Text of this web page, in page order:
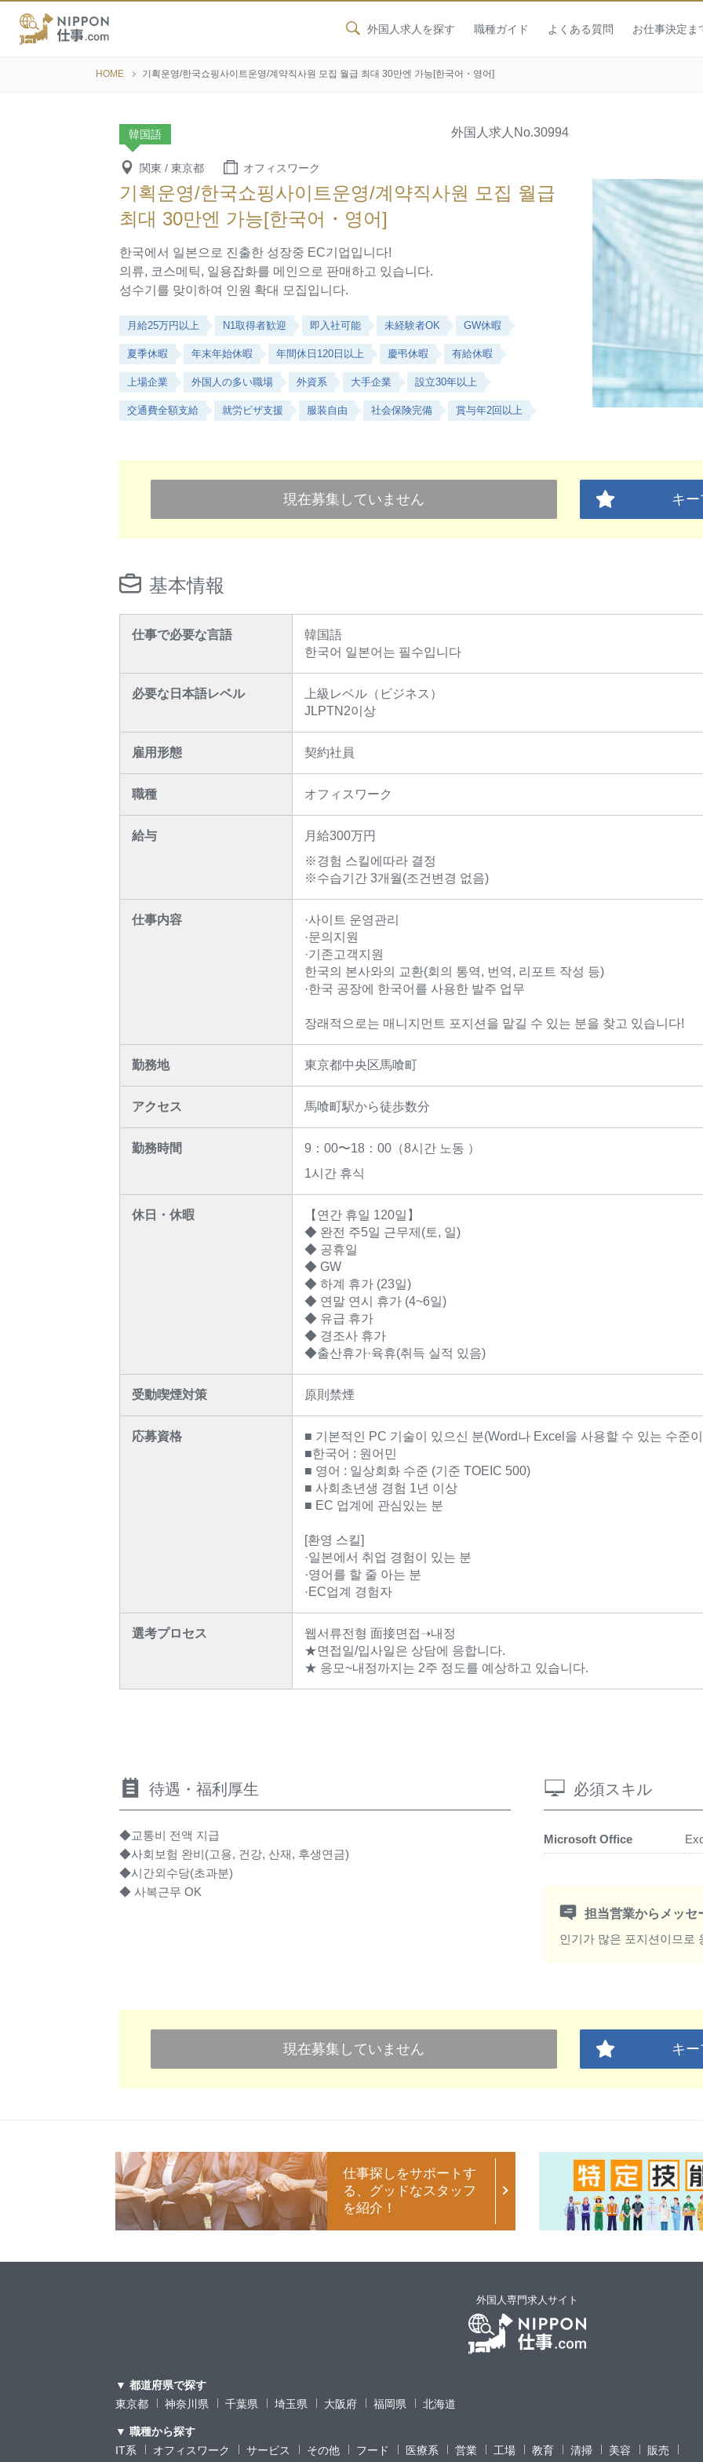
外国人求人を探す 職種ガイド よくある質問 お仕事決定ま
HOME 기획운영/한국쇼핑사이트운영/계약직사원 모집 월급 최대 30만엔 가능[한국어・영어]
韓国語 外国人求人 No.30994
関東 / 東京都 オフィスワーク
기획운영/한국쇼핑사이트운영/계약직사원 모집 월급
최대 30만엔 가능[한국어・영어]
한국에서 일본으로 진출한 성장중 EC기업입니다!
의류, 코스메틱, 일용잡화를 메인으로 판매하고 있습니다.
성수기를 맞이하여 인원 확대 모집입니다.
月給25万円以上 N1取得者歓迎 即入社可能 未経験者OK GW休暇
夏季休暇 年末年始休暇 年間休日120日以上 慶弔休暇 有給休暇
上場企業 外国人の多い職場 外資系 大手企業 設立30年以上
交通費全額支給 就労ビザ支援 服装自由 社会保険完備 賞与年2回以上
現在募集していません キー
基本情報
仕事で必要な言語
韓国語
한국어 일본어는 필수입니다
必要な日本語レベル
上級レベル（ビジネス）
JLPTN2이상
雇用形態 契約社員
職種 オフィスワーク
給与
月給300万円
※경험 스킬에따라 결정
※수습기간 3개월(조건변경 없음)
仕事内容
·사이트 운영관리
·문의지원
·기존고객지원
한국의 본사와의 교환(회의 통역, 번역, 리포트 작성 등)
·한국 공장에 한국어를 사용한 발주 업무
장래적으로는 매니지먼트 포지션을 맡길 수 있는 분을 찾고 있습니다!
勤務地 東京都中央区馬喰町
アクセス 馬喰町駅から徒歩数分
勤務時間
9：00〜18：00（8시간 노동 ）
1시간 휴식
休日・休暇
【연간 휴일 120일】
◆ 완전 주5일 근무제(토, 일)
◆ 공휴일
◆ GW
◆ 하계 휴가 (23일)
◆ 연말 연시 휴가 (4~6일)
◆ 유급 휴가
◆ 경조사 휴가
◆출산휴가·육휴(취득 실적 있음)
受動喫煙対策 原則禁煙
応募資格
■ 기본적인 PC 기술이 있으신 분(Word나 Excel을 사용할 수 있는 수준
■한국어 : 원어민
■ 영어 : 일상회화 수준 (기준 TOEIC 500)
■ 사회초년생 경험 1년 이상
■ EC 업계에 관심있는 분
[환영 스킬]
·일본에서 취업 경험이 있는 분
·영어를 할 줄 아는 분
·EC업계 경험자
選考プロセス
웹서류전형 面接면접➝내정
★면접일/입사일은 상담에 응합니다.
★ 응모~내정까지는 2주 정도를 예상하고 있습니다.
待遇・福利厚生
◆교통비 전액 지급
◆사회보험 완비(고용, 건강, 산재, 후생연금)
◆시간외수당(초과분)
◆ 사복근무 OK
必須スキル
Microsoft Office
担当営業からメッセ
인기가 많은 포지션이므로
現在募集していません キー
仕事探しをサポートす
る、グッドなスタッフ
を紹介！
外国人専門求人サイト
▼ 都道府県で探す
東京都
神奈川県 千葉県 埼玉県 大阪府 福岡県 北海道
▼ 職種から探す
IT系
オフィスワーク サービス その他 フード 医療系 営業 工場 教育 清掃 美容
販売